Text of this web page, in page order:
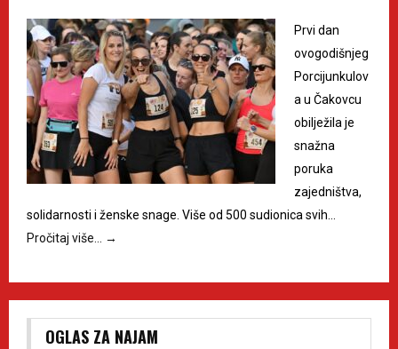
Prvi dan
ovogodišnjeg
Porcijunkulov
a u Čakovcu
obilježila je
snažna
poruka
zajedništva,
solidarnosti i ženske snage. Više od 500 sudionica svih…
Pročitaj više…
→
OGLAS ZA NAJAM